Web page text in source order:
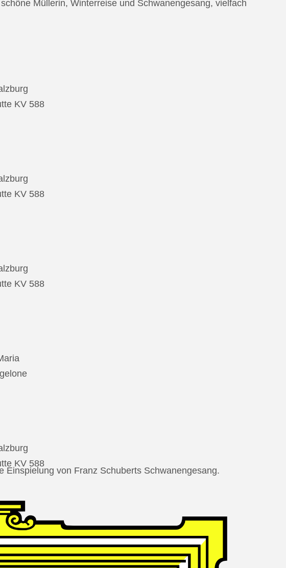
Müllerin, Winterreise und Schwanengesang, vielfach
KV 588
KV 588
KV 588
KV 588
von Franz Schuberts Schwanengesang.